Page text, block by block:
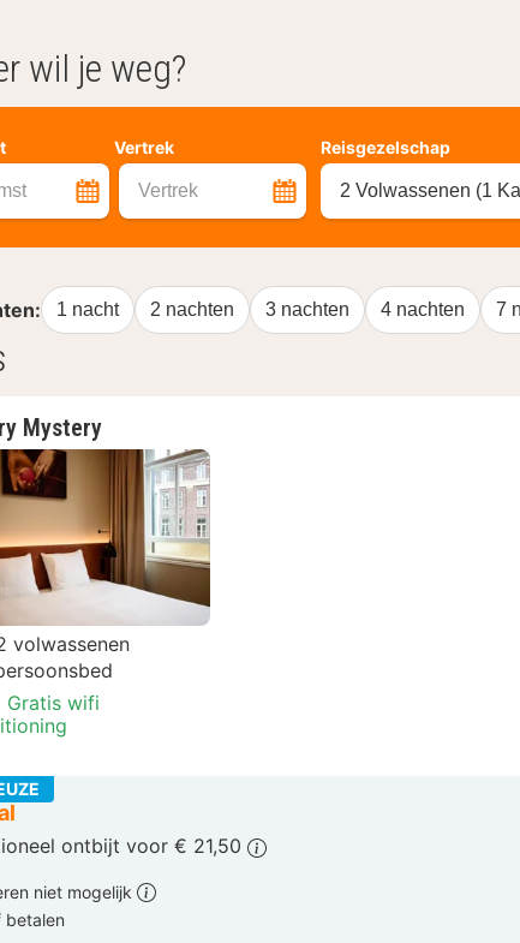
wil je weg?
Vertrek
Vertrek
Reisgezelschap
2 Volwassenen (1
1 nacht 2 nachten 3 nachten 4 nachten 7
Mystery
volwassenen
Gratis wifi
ontbijt voor € 21,50
niet mogelijk
betalen